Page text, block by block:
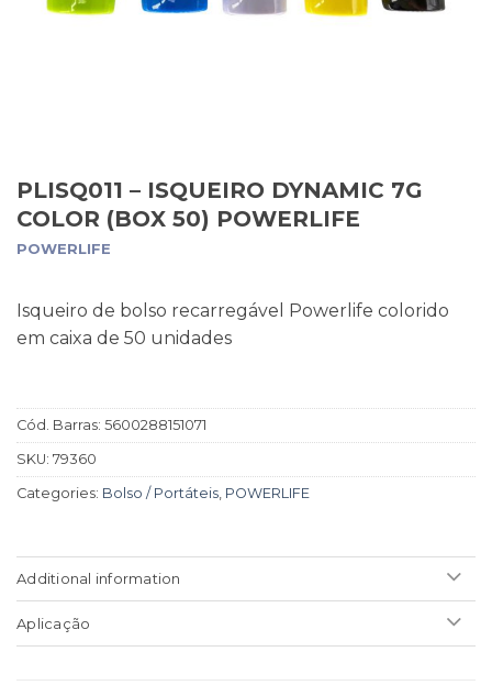
PLISQ011 – ISQUEIRO DYNAMIC 7G
COLOR (BOX 50) POWERLIFE
POWERLIFE
Isqueiro de bolso recarregável Powerlife colorido
em caixa de 50 unidades
Cód. Barras: 5600288151071
SKU: 79360
Categories: Bolso / Portáteis POWERLIFE
Additional information
Aplicação